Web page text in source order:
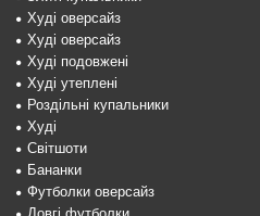
Худі оверсайз
Худі оверсайз
Худі подовжені
Худі утеплені
Роздільні купальники
Худі
Світшоти
Бананки
Футболки оверсайз